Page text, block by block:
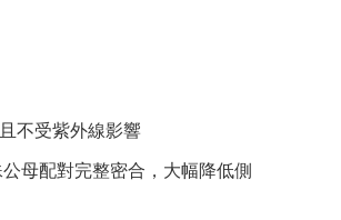
不受紫外線影響
母配對完整密合，大幅降低側